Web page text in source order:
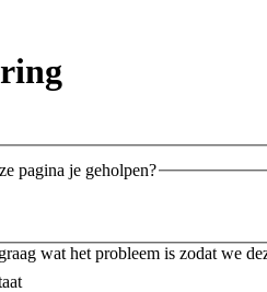
pagina je geholpen?
wat het probleem is zodat we